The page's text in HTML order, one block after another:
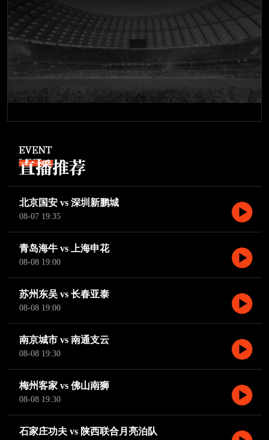
北京国安 vs 深圳新鹏城
08-07 19:35
青岛海牛 vs 上海申花
08-08 19:00
苏州东吴 vs 长春亚泰
08-08 19:00
南京城市 vs 南通支云
08-08 19:30
梅州客家 vs 佛山南狮
08-08 19:30
石家庄功夫 vs 陕西联合月亮泊队